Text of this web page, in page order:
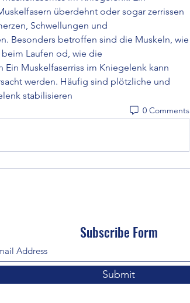
überdehnt oder sogar zerrissen
Schwellungen und
Besonders betroffen sind die Muskeln, wie
Laufen od, wie die
Ein Muskelfaserriss im Kniegelenk kann
werden. Häufig sind plötzliche und
stabilisieren
0 Comments
Subscribe Form
Submit